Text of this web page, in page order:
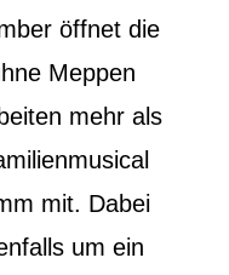
öffnet die
Meppen
mehr als
mit. Dabei
um ein